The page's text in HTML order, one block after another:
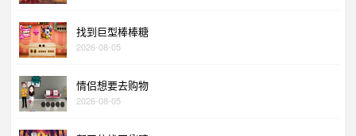
找到巨型棒棒糖
2026-08-05
情侣想要去购物
2026-08-05